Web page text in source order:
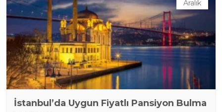
hale geldi. İstanbul’un farklı bölgelerinde
bulunan bu pansiyonlar, özellikle iş
seyahatinde…
Aralık
İstanbul’da Uygun Fiyatlı Pansiyon Bulma